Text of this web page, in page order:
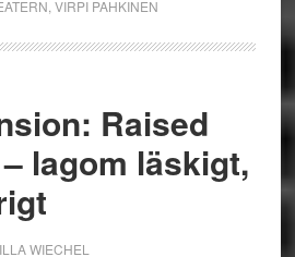
VIRPI PAHKINEN
Raised
lagom läskigt,
WIECHEL